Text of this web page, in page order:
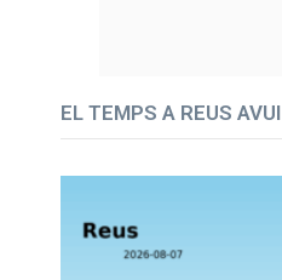
EL TEMPS A REUS AVUI